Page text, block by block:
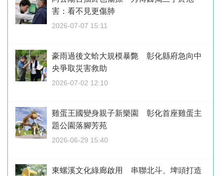
害：看不見更傷肺
2026-07-07 15:11
豪雨過後文蛤大規模暴斃 彰化縣府急向中
央爭取災害救助
2026-07-02 12:10
雞蛋王國變身親子新樂園 彰化首座雞蛋主
題公園落腳芳苑
2026-06-29 15:40
東螺溪文化綠廊啟用 串聯北斗、埤頭打造